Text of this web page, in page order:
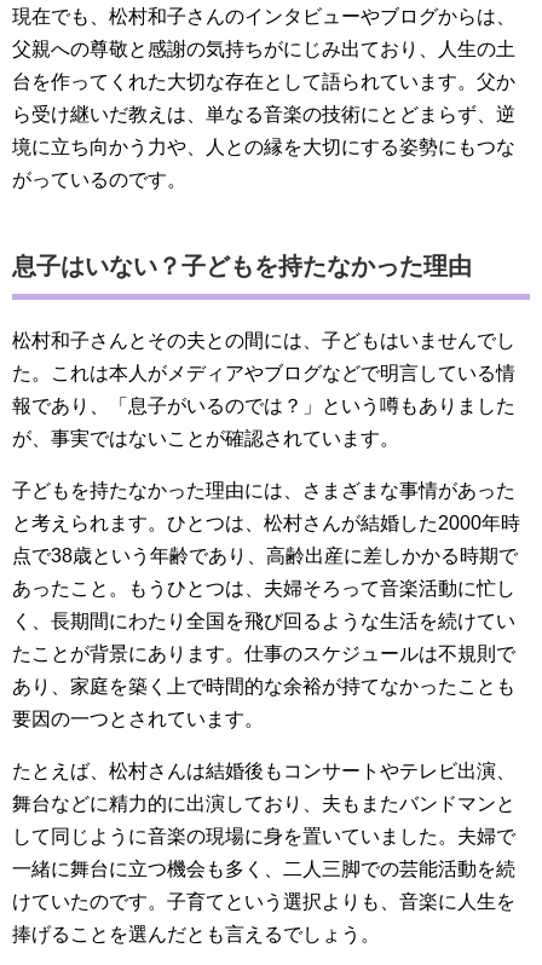
現在でも、松村和子さんのインタビューやブログからは、
父親への尊敬と感謝の気持ちがにじみ出ており、人生の土
台を作ってくれた大切な存在として語られています。父か
ら受け継いだ教えは、単なる音楽の技術にとどまらず、逆
境に立ち向かう力や、人との縁を大切にする姿勢にもつな
がっているのです。
息子はいない？子どもを持たなかった理由
松村和子さんとその夫との間には、子どもはいませんでし
た。これは本人がメディアやブログなどで明言している情
報であり、「息子がいるのでは？」という噂もありました
が、事実ではないことが確認されています。
子どもを持たなかった理由には、さまざまな事情があった
と考えられます。ひとつは、松村さんが結婚した2000年時
点で38歳という年齢であり、高齢出産に差しかかる時期で
あったこと。もうひとつは、夫婦そろって音楽活動に忙し
く、長期間にわたり全国を飛び回るような生活を続けてい
たことが背景にあります。仕事のスケジュールは不規則で
あり、家庭を築く上で時間的な余裕が持てなかったことも
要因の一つとされています。
たとえば、松村さんは結婚後もコンサートやテレビ出演、
舞台などに精力的に出演しており、夫もまたバンドマンと
して同じように音楽の現場に身を置いていました。夫婦で
一緒に舞台に立つ機会も多く、二人三脚での芸能活動を続
けていたのです。子育てという選択よりも、音楽に人生を
捧げることを選んだとも言えるでしょう。